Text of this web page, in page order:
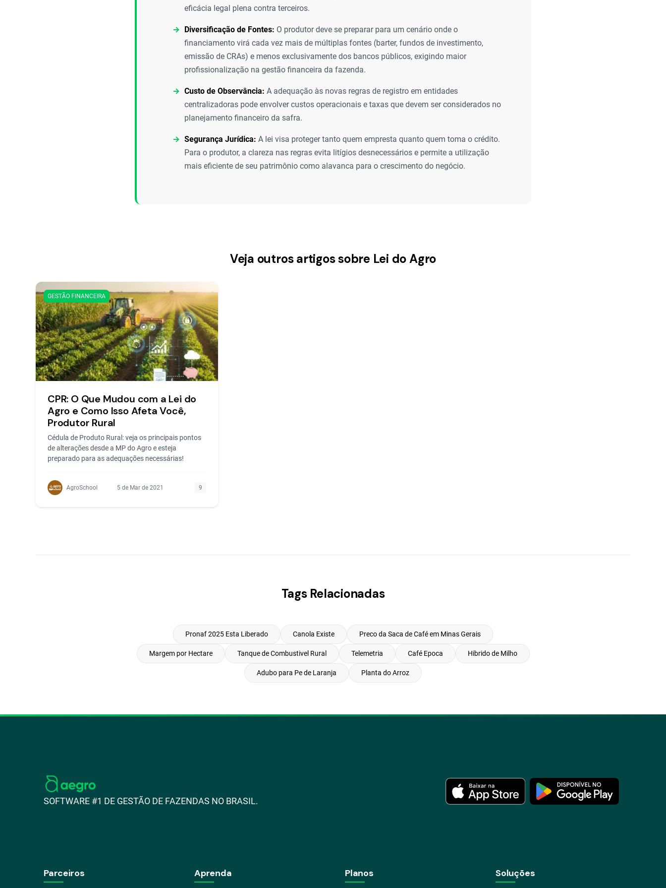
eficácia legal plena contra terceiros.
Diversificação de Fontes: O produtor deve se preparar para um cenário onde o
financiamento virá cada vez mais de múltiplas fontes (barter, fundos de investimento,
emissão de CRAs) e menos exclusivamente dos bancos públicos, exigindo maior
profissionalização na gestão financeira da fazenda.
Custo de Observância: A adequação às novas regras de registro em entidades
centralizadoras pode envolver custos operacionais e taxas que devem ser considerados no
planejamento financeiro da safra.
Segurança Jurídica: A lei visa proteger tanto quem empresta quanto quem toma o crédito.
Para o produtor, a clareza nas regras evita litígios desnecessários e permite a utilização
mais eficiente de seu patrimônio como alavanca para o crescimento do negócio.
Veja outros artigos sobre Lei do Agro
GESTÃO FINANCEIRA
CPR: O Que Mudou com a Lei do
Agro e Como Isso Afeta Você,
Produtor Rural
Cédula de Produto Rural: veja os principais pontos
de alterações desde a MP do Agro e esteja
preparado para as adequações necessárias!
AgroSchool 5 de Mar de 2021 9
Tags Relacionadas
Pronaf 2025 Esta Liberado Canola Existe Preco da Saca de Café em Minas Gerais
Margem por Hectare Tanque de Combustivel Rural Telemetria Café Epoca Hibrido de Milho
Adubo para Pe de Laranja Planta do Arroz
SOFTWARE #1 DE GESTÃO DE FAZENDAS NO BRASIL.
Parceiros Aprenda Planos Soluções